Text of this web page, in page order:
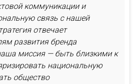
коммуникации и
связь с нашей
отвечает
развития бренда
миссия — быть близкими к
национальную
общество